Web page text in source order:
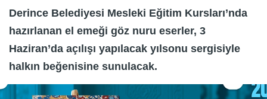
Derince Belediyesi Mesleki Eğitim Kursları’nda
hazırlanan el emeği göz nuru eserler, 3
Haziran’da açılışı yapılacak yılsonu sergisiyle
halkın beğenisine sunulacak.